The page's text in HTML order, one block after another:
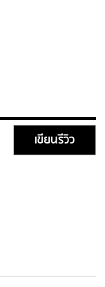
เขียนรีวิว